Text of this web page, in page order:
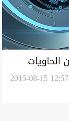
الحاويات
2015-08-15 12:57